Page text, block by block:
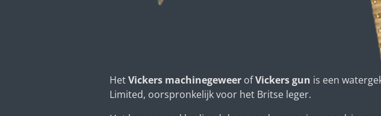
HetVickers machinegeweer ofVickers gun is een
Limited, oorspronkelijk voor het Britse leger.